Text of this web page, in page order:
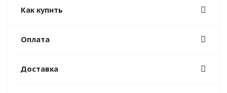
Как купить
Оплата
Доставка